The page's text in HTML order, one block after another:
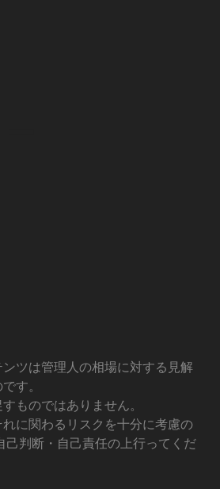
ツは管理人の相場に対する見解
す。
ものではありません。
に関わるリスクを十分に考慮の
己判断・自己責任の上行ってくだ